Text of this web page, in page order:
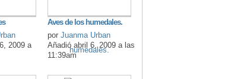
2009 a
Aves de los humedales.
porJuanma Urban
Añadió abril 6, 2009 a las
11:39am